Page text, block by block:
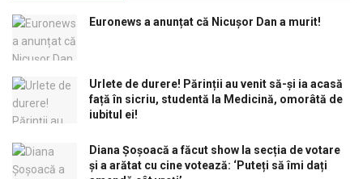
Euronews a anunțat că Nicușor Dan a murit!
Urlete de durere! Părinții au venit să-și ia acasă
față în sicriu, studentă la Medicină, omorâtă de
iubitul ei!
Diana Șoșoacă a făcut show la secția de votare
și a arătat cu cine votează: ‘Puteți să îmi dați